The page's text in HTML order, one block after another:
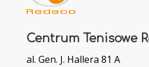
Centrum Tenisowe
al. Gen. J. Hallera 81 A